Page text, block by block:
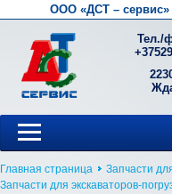
ООО «ДСТ – сервис»
Тел./
+
Главная страница
Запчасти
Запчасти для экскаваторов-